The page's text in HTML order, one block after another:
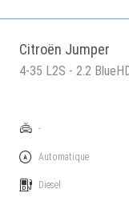
Citroën Jumper
4-35 L2S - 2.2
-
Automatique
Diesel